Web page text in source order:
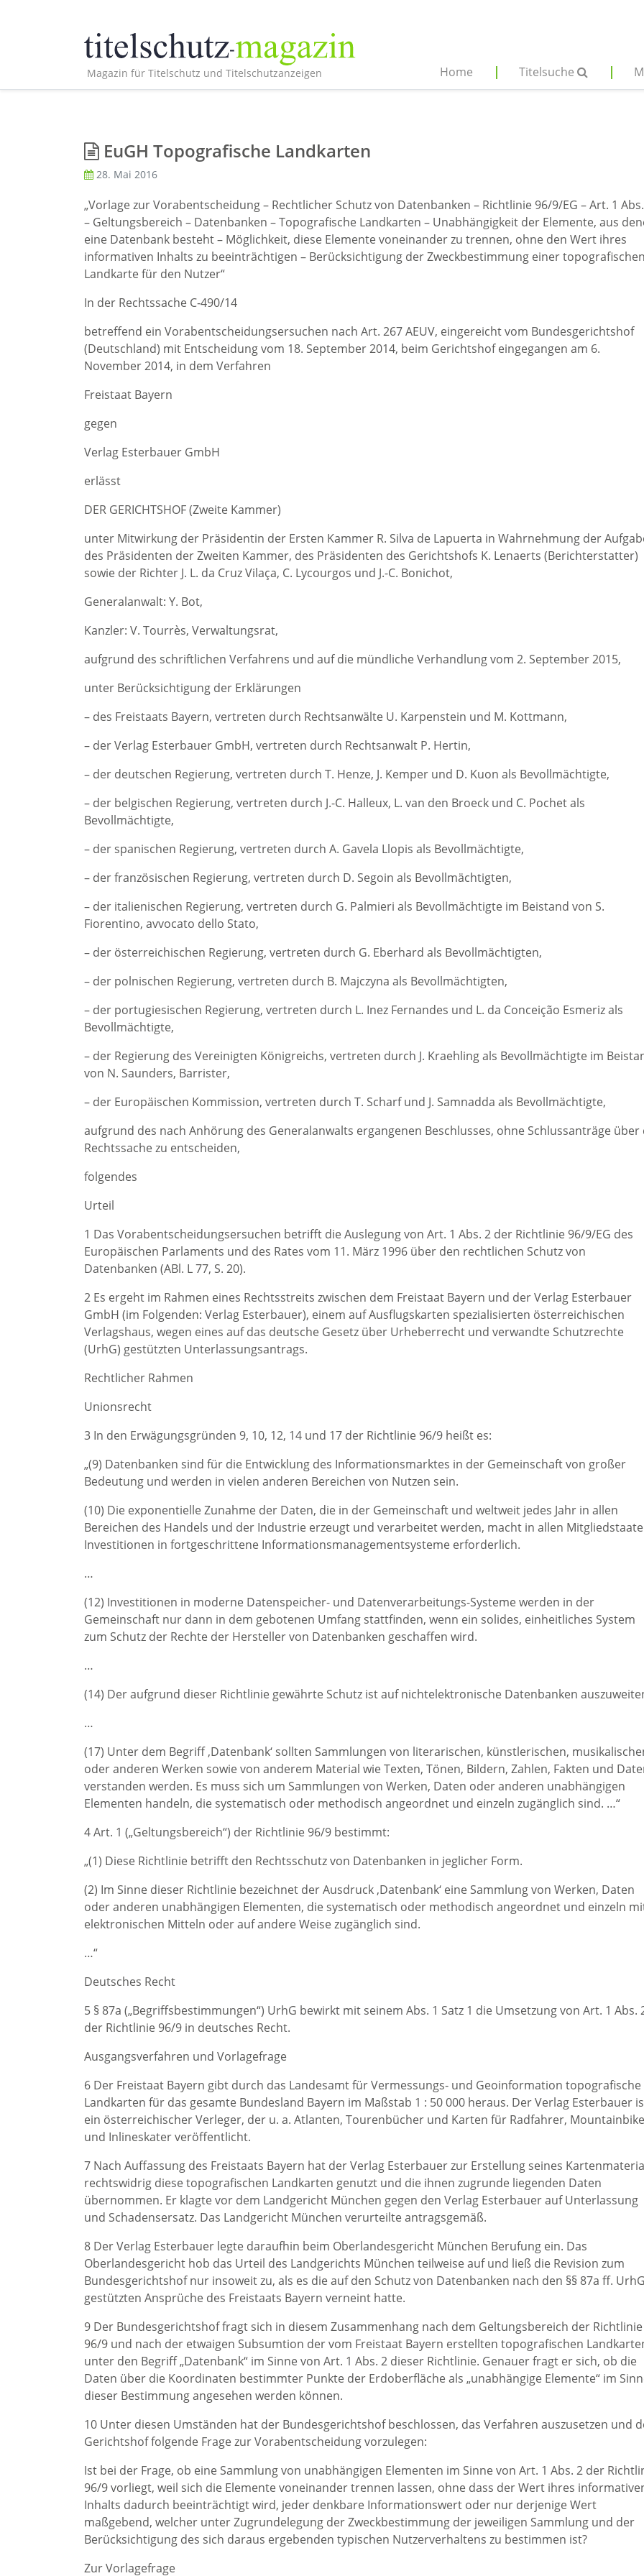
Magazin für Titelschutz und Titelschutzanzeigen Home Titelsuche
EuGH Topografische Landkarten
28. Mai 2016
„Vorlage zur Vorabentscheidung – Rechtlicher Schutz von Datenbanken – Richtlinie 96/9/EG – Art. 1
– Geltungsbereich – Datenbanken – Topografische Landkarten – Unabhängigkeit der Elemente, aus
eine Datenbank besteht – Möglichkeit, diese Elemente voneinander zu trennen, ohne den Wert ihres
informativen Inhalts zu beeinträchtigen – Berücksichtigung der Zweckbestimmung einer topografischen
Landkarte für den Nutzer“
In der Rechtssache C‑490/14
betreffend ein Vorabentscheidungsersuchen nach Art. 267 AEUV, eingereicht vom Bundesgerichtshof
(Deutschland) mit Entscheidung vom 18. September 2014, beim Gerichtshof eingegangen am 6.
November 2014, in dem Verfahren
Freistaat Bayern
gegen
Verlag Esterbauer GmbH
erlässt
DER GERICHTSHOF (Zweite Kammer)
unter Mitwirkung der Präsidentin der Ersten Kammer R. Silva de Lapuerta in Wahrnehmung der
des Präsidenten der Zweiten Kammer, des Präsidenten des Gerichtshofs K. Lenaerts (Berichterstatter)
sowie der Richter J. L. da Cruz Vilaça, C. Lycourgos und J.-C. Bonichot,
Generalanwalt: Y. Bot,
Kanzler: V. Tourrès, Verwaltungsrat,
aufgrund des schriftlichen Verfahrens und auf die mündliche Verhandlung vom 2. September 2015,
unter Berücksichtigung der Erklärungen
– des Freistaats Bayern, vertreten durch Rechtsanwälte U. Karpenstein und M. Kottmann,
– der Verlag Esterbauer GmbH, vertreten durch Rechtsanwalt P. Hertin,
– der deutschen Regierung, vertreten durch T. Henze, J. Kemper und D. Kuon als Bevollmächtigte,
– der belgischen Regierung, vertreten durch J.-C. Halleux, L. van den Broeck und C. Pochet als
Bevollmächtigte,
– der spanischen Regierung, vertreten durch A. Gavela Llopis als Bevollmächtigte,
– der französischen Regierung, vertreten durch D. Segoin als Bevollmächtigten,
– der italienischen Regierung, vertreten durch G. Palmieri als Bevollmächtigte im Beistand von S.
Fiorentino, avvocato dello Stato,
– der österreichischen Regierung, vertreten durch G. Eberhard als Bevollmächtigten,
– der polnischen Regierung, vertreten durch B. Majczyna als Bevollmächtigten,
– der portugiesischen Regierung, vertreten durch L. Inez Fernandes und L. da Conceição Esmeriz als
Bevollmächtigte,
– der Regierung des Vereinigten Königreichs, vertreten durch J. Kraehling als Bevollmächtigte im
von N. Saunders, Barrister,
– der Europäischen Kommission, vertreten durch T. Scharf und J. Samnadda als Bevollmächtigte,
aufgrund des nach Anhörung des Generalanwalts ergangenen Beschlusses, ohne Schlussanträge über
Rechtssache zu entscheiden,
folgendes
Urteil
1 Das Vorabentscheidungsersuchen betrifft die Auslegung von Art. 1 Abs. 2 der Richtlinie 96/9/EG des
Europäischen Parlaments und des Rates vom 11. März 1996 über den rechtlichen Schutz von
Datenbanken (ABl. L 77, S. 20).
2 Es ergeht im Rahmen eines Rechtsstreits zwischen dem Freistaat Bayern und der Verlag Esterbauer
GmbH (im Folgenden: Verlag Esterbauer), einem auf Ausflugskarten spezialisierten österreichischen
Verlagshaus, wegen eines auf das deutsche Gesetz über Urheberrecht und verwandte Schutzrechte
(UrhG) gestützten Unterlassungsantrags.
Rechtlicher Rahmen
Unionsrecht
3 In den Erwägungsgründen 9, 10, 12, 14 und 17 der Richtlinie 96/9 heißt es:
„(9) Datenbanken sind für die Entwicklung des Informationsmarktes in der Gemeinschaft von großer
Bedeutung und werden in vielen anderen Bereichen von Nutzen sein.
(10) Die exponentielle Zunahme der Daten, die in der Gemeinschaft und weltweit jedes Jahr in allen
Bereichen des Handels und der Industrie erzeugt und verarbeitet werden, macht in allen
Investitionen in fortgeschrittene Informationsmanagementsysteme erforderlich.
…
(12) Investitionen in moderne Datenspeicher- und Datenverarbeitungs-Systeme werden in der
Gemeinschaft nur dann in dem gebotenen Umfang stattfinden, wenn ein solides, einheitliches System
zum Schutz der Rechte der Hersteller von Datenbanken geschaffen wird.
…
(14) Der aufgrund dieser Richtlinie gewährte Schutz ist auf nichtelektronische Datenbanken
…
(17) Unter dem Begriff ‚Datenbank‘ sollten Sammlungen von literarischen, künstlerischen,
oder anderen Werken sowie von anderem Material wie Texten, Tönen, Bildern, Zahlen, Fakten und
verstanden werden. Es muss sich um Sammlungen von Werken, Daten oder anderen unabhängigen
Elementen handeln, die systematisch oder methodisch angeordnet und einzeln zugänglich sind. …“
4 Art. 1 („Geltungsbereich“) der Richtlinie 96/9 bestimmt:
„(1) Diese Richtlinie betrifft den Rechtsschutz von Datenbanken in jeglicher Form.
(2) Im Sinne dieser Richtlinie bezeichnet der Ausdruck ‚Datenbank‘ eine Sammlung von Werken, Daten
oder anderen unabhängigen Elementen, die systematisch oder methodisch angeordnet und einzeln
elektronischen Mitteln oder auf andere Weise zugänglich sind.
…“
Deutsches Recht
5 § 87a („Begriffsbestimmungen“) UrhG bewirkt mit seinem Abs. 1 Satz 1 die Umsetzung von Art. 1 Abs.
der Richtlinie 96/9 in deutsches Recht.
Ausgangsverfahren und Vorlagefrage
6 Der Freistaat Bayern gibt durch das Landesamt für Vermessungs‑ und Geoinformation topografische
Landkarten für das gesamte Bundesland Bayern im Maßstab 1 : 50 000 heraus. Der Verlag Esterbauer
ein österreichischer Verleger, der u. a. Atlanten, Tourenbücher und Karten für Radfahrer,
und Inlineskater veröffentlicht.
7 Nach Auffassung des Freistaats Bayern hat der Verlag Esterbauer zur Erstellung seines
rechtswidrig diese topografischen Landkarten genutzt und die ihnen zugrunde liegenden Daten
übernommen. Er klagte vor dem Landgericht München gegen den Verlag Esterbauer auf Unterlassung
und Schadensersatz. Das Landgericht München verurteilte antragsgemäß.
8 Der Verlag Esterbauer legte daraufhin beim Oberlandesgericht München Berufung ein. Das
Oberlandesgericht hob das Urteil des Landgerichts München teilweise auf und ließ die Revision zum
Bundesgerichtshof nur insoweit zu, als es die auf den Schutz von Datenbanken nach den §§ 87a ff. UrhG
gestützten Ansprüche des Freistaats Bayern verneint hatte.
9 Der Bundesgerichtshof fragt sich in diesem Zusammenhang nach dem Geltungsbereich der Richtlinie
96/9 und nach der etwaigen Subsumtion der vom Freistaat Bayern erstellten topografischen
unter den Begriff „Datenbank“ im Sinne von Art. 1 Abs. 2 dieser Richtlinie. Genauer fragt er sich, ob die
Daten über die Koordinaten bestimmter Punkte der Erdoberfläche als „unabhängige Elemente“ im
dieser Bestimmung angesehen werden können.
10 Unter diesen Umständen hat der Bundesgerichtshof beschlossen, das Verfahren auszusetzen und
Gerichtshof folgende Frage zur Vorabentscheidung vorzulegen:
Ist bei der Frage, ob eine Sammlung von unabhängigen Elementen im Sinne von Art. 1 Abs. 2 der
96/9 vorliegt, weil sich die Elemente voneinander trennen lassen, ohne dass der Wert ihres
Inhalts dadurch beeinträchtigt wird, jeder denkbare Informationswert oder nur derjenige Wert
maßgebend, welcher unter Zugrundelegung der Zweckbestimmung der jeweiligen Sammlung und der
Berücksichtigung des sich daraus ergebenden typischen Nutzerverhaltens zu bestimmen ist?
Zur Vorlagefrage